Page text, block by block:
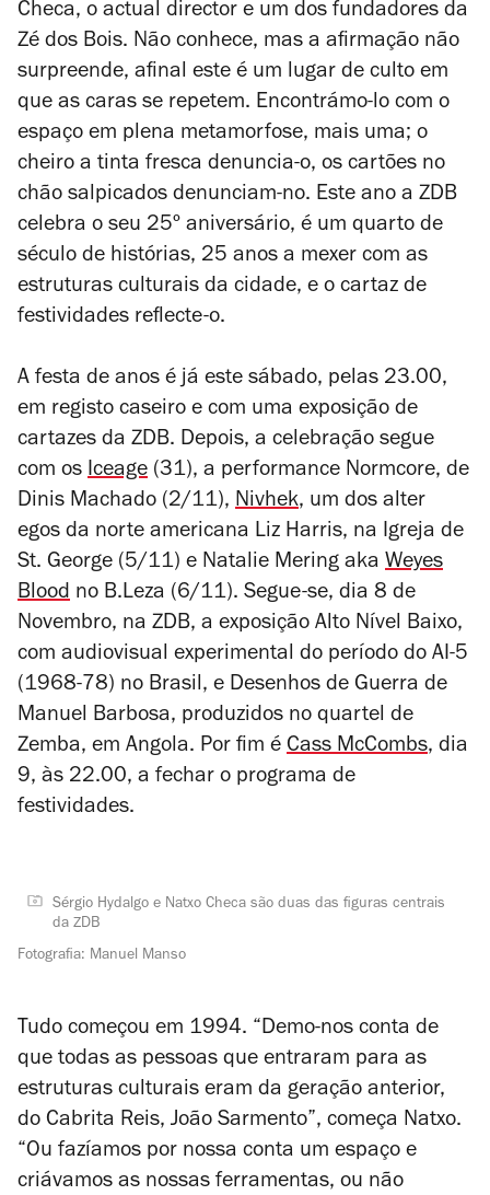
Checa, o actual director e um dos fundadores da
Zé dos Bois. Não conhece, mas a afirmação não
surpreende, afinal este é um lugar de culto em
que as caras se repetem. Encontrámo-lo com o
espaço em plena metamorfose, mais uma; o
cheiro a tinta fresca denuncia-o, os cartões no
chão salpicados denunciam-no. Este ano a ZDB
celebra o seu 25º aniversário, é um quarto de
século de histórias, 25 anos a mexer com as
estruturas culturais da cidade, e o cartaz de
festividades reflecte-o.
A festa de anos é já este sábado, pelas 23.00,
em registo caseiro e com uma exposição de
cartazes da ZDB. Depois, a celebração segue
com os Iceage (31), a performance Normcore, de
Dinis Machado (2/11), Nivhek, um dos alter
egos da norte americana Liz Harris, na Igreja de
St. George (5/11) e Natalie Mering aka Weyes
Blood no B.Leza (6/11). Segue-se, dia 8 de
Novembro, na ZDB, a exposição Alto Nível Baixo,
com audiovisual experimental do período do AI-5
(1968-78) no Brasil, e Desenhos de Guerra de
Manuel Barbosa, produzidos no quartel de
Zemba, em Angola. Por fim é Cass McCombs, dia
9, às 22.00, a fechar o programa de
festividades.
Sérgio Hydalgo e Natxo Checa são duas das figuras centrais
da ZDB
Fotografia: Manuel Manso
Tudo começou em 1994. “Demo-nos conta de
que todas as pessoas que entraram para as
estruturas culturais eram da geração anterior,
do Cabrita Reis, João Sarmento”, começa Natxo.
“Ou fazíamos por nossa conta um espaço e
criávamos as nossas ferramentas, ou não